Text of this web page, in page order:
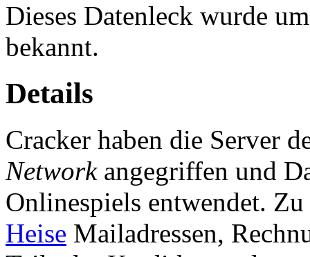
Dieses Datenleck wurde
bekannt.
Details
Cracker haben die Server
Networkangegriffen und
Onlinespiels entwendet.
Heise Mailadressen,